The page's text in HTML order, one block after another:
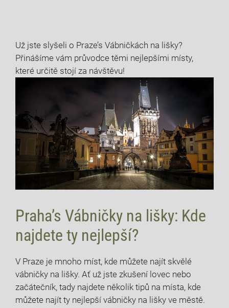
Už jste slyšeli o Praze’s Vábničkách na lišky?
Přinášíme vám průvodce těmi nejlepšími místy,
které určitě stojí za návštěvu!
Praha’s Vábničky na lišky: Kde
najdete ty nejlepší?
V Praze je mnoho míst, kde můžete najít skvělé
vábničky na lišky. Ať už jste zkušení lovec nebo
začátečník, tady najdete několik tipů na místa, kde
můžete najít ty nejlepší vábničky na lišky ve městě.